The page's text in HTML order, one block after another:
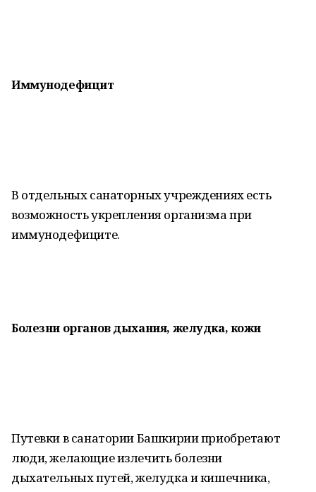
Иммунодефицит
В отдельных санаторных учреждениях есть
возможность укрепления организма при
иммунодефиците.
Болезни органов дыхания, желудка, кожи
Путевки в санатории Башкирии приобретают
люди, желающие излечить болезни
дыхательных путей, желудка и кишечника,